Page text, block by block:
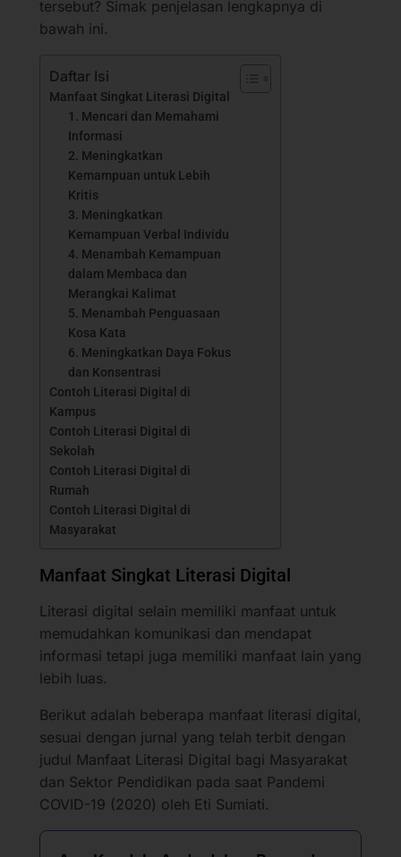
tersebut? Simak penjelasan lengkapnya di
bawah ini.
Daftar Isi
Manfaat Singkat Literasi Digital
1. Mencari dan Memahami
Informasi
2. Meningkatkan
Kemampuan untuk Lebih
Kritis
3. Meningkatkan
Kemampuan Verbal Individu
4. Menambah Kemampuan
dalam Membaca dan
Merangkai Kalimat
5. Menambah Penguasaan
Kosa Kata
6. Meningkatkan Daya Fokus
dan Konsentrasi
Contoh Literasi Digital di
Kampus
Contoh Literasi Digital di
Sekolah
Contoh Literasi Digital di
Rumah
Contoh Literasi Digital di
Masyarakat
Manfaat Singkat Literasi Digital
Literasi digital selain memiliki manfaat untuk
memudahkan komunikasi dan mendapat
informasi tetapi juga memiliki manfaat lain yang
lebih luas.
Berikut adalah beberapa manfaat literasi digital,
sesuai dengan jurnal yang telah terbit dengan
judul Manfaat Literasi Digital bagi Masyarakat
dan Sektor Pendidikan pada saat Pandemi
COVID-19 (2020) oleh Eti Sumiati.